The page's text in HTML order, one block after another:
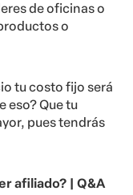
de oficinas o
o
tu costo fijo será
eso? Que tu
pues tendrás
afiliado? | Q&A